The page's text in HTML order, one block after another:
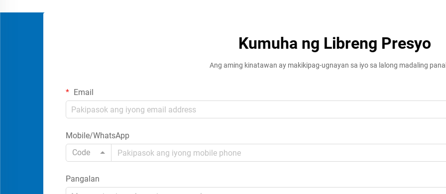
Kumuha ng Libreng Presyo
Ang aming kinatawan ay makikipag-ugnayan sa iyo sa lalong madaling
Email
Mobile/WhatsApp
Code
Pangalan